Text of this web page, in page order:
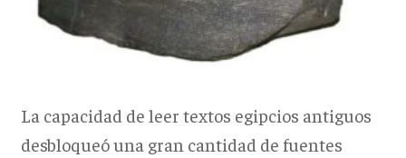
La capacidad de leer textos egipcios antiguos
desbloqueó una gran cantidad de fuentes